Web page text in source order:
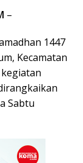
–
1447
Kecamatan
Sabtu